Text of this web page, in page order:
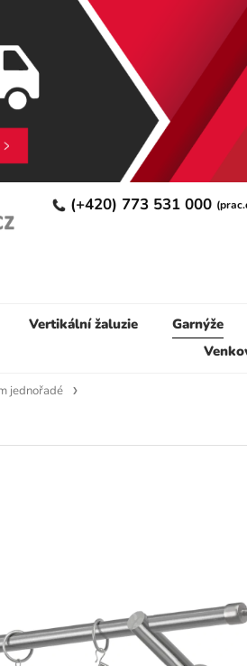
(+420) 773 531 000
Vertikální žaluzie Garnýže
jednořadé